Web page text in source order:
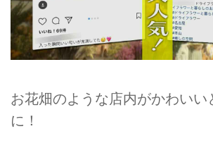
お花畑のような店内がかわいい
に！